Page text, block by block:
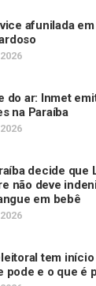
afunilada
do ar: Inmet
na Paraíba
decide que
não deve
em bebê
tem
pode e o que é